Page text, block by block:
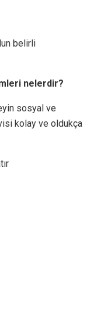
belirli
nelerdir?
sosyal ve
kolay ve oldukça